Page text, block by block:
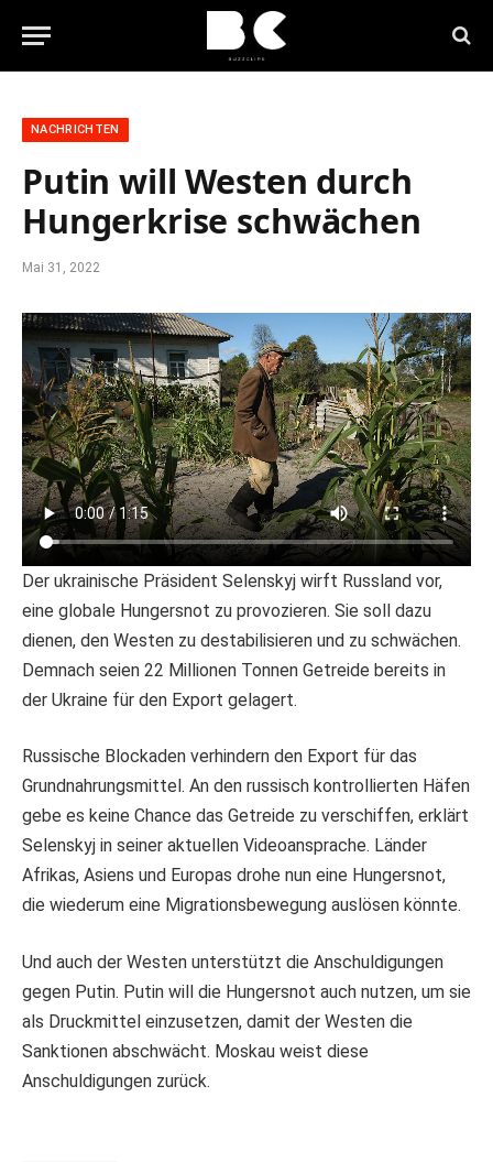
NACHRICHTEN
Putin will Westen durch
Hungerkrise schwächen
Mai 31, 2022
Der ukrainische Präsident Selenskyj wirft Russland vor,
eine globale Hungersnot zu provozieren. Sie soll dazu
dienen, den Westen zu destabilisieren und zu schwächen.
Demnach seien 22 Millionen Tonnen Getreide bereits in
der Ukraine für den Export gelagert.
Russische Blockaden verhindern den Export für das
Grundnahrungsmittel. An den russisch kontrollierten Häfen
gebe es keine Chance das Getreide zu verschiffen, erklärt
Selenskyj in seiner aktuellen Videoansprache. Länder
Afrikas, Asiens und Europas drohe nun eine Hungersnot,
die wiederum eine Migrationsbewegung auslösen könnte.
Und auch der Westen unterstützt die Anschuldigungen
gegen Putin. Putin will die Hungersnot auch nutzen, um sie
als Druckmittel einzusetzen, damit der Westen die
Sanktionen abschwächt. Moskau weist diese
Anschuldigungen zurück.